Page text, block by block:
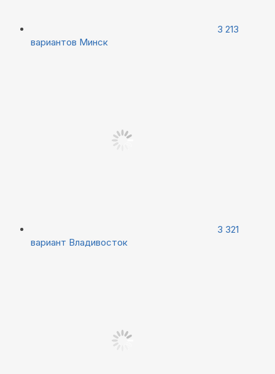
3 213
вариантов Минск
3 321
вариант Владивосток